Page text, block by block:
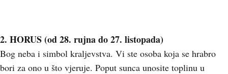
2. HORUS (od 28. rujna do 27. listopada)
Bog neba i simbol kraljevstva. Vi ste osoba koja se hrabro
bori za ono u što vjeruje. Poput sunca unosite toplinu u